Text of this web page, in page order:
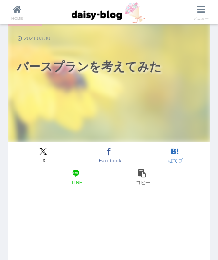
バースプランを考えてみた
マタニティ
X Facebook はてブ
LINE コピー
2021.03.30
HOME メニュー